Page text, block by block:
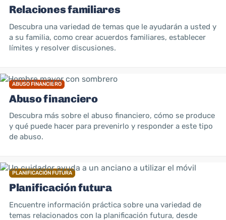
Relaciones familiares
Descubra una variedad de temas que le ayudarán a usted y
a su familia, como crear acuerdos familiares, establecer
límites y resolver discusiones.
ABUSO FINANCIERO
Abuso financiero
Descubra más sobre el abuso financiero, cómo se produce
y qué puede hacer para prevenirlo y responder a este tipo
de abuso.
PLANIFICACIÓN FUTURA
Planificación futura
Encuentre información práctica sobre una variedad de
temas relacionados con la planificación futura, desde